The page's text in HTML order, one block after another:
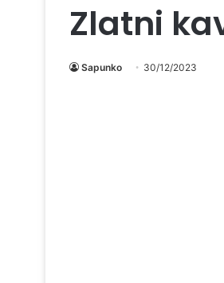
Zlatni
Sapunko 30/12/2023